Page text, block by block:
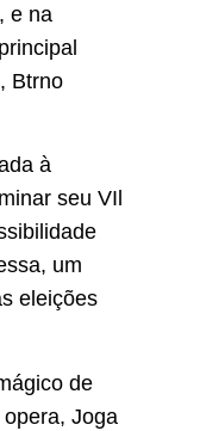
e na
Btrno
à
seu VIl
um
eleições
de
Joga